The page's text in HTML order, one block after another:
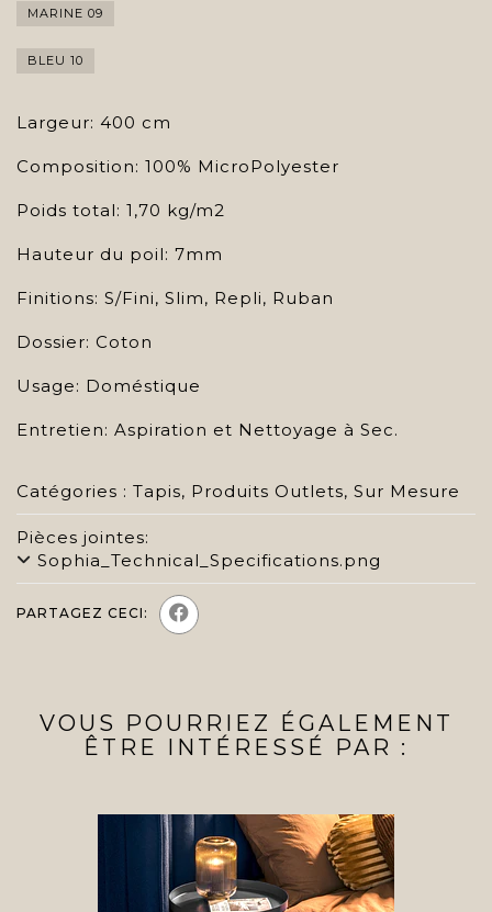
MARINE 09
BLEU 10
Largeur: 400 cm
Composition: 100% MicroPolyester
Poids total: 1,70 kg/m2
Hauteur du poil: 7mm
Finitions: S/Fini, Slim, Repli, Ruban
Dossier: Coton
Usage: Doméstique
Entretien: Aspiration et Nettoyage à Sec.
Catégories : Tapis, Produits Outlets, Sur Mesure
Pièces jointes:
Sophia_Technical_Specifications.png
PARTAGEZ CECI:
VOUS POURRIEZ ÉGALEMENT
ÊTRE INTÉRESSÉ PAR :